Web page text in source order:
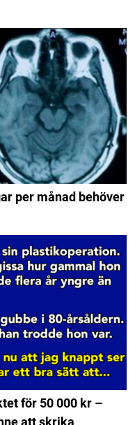
per månad behöver
för 50 000 kr –
att skrika